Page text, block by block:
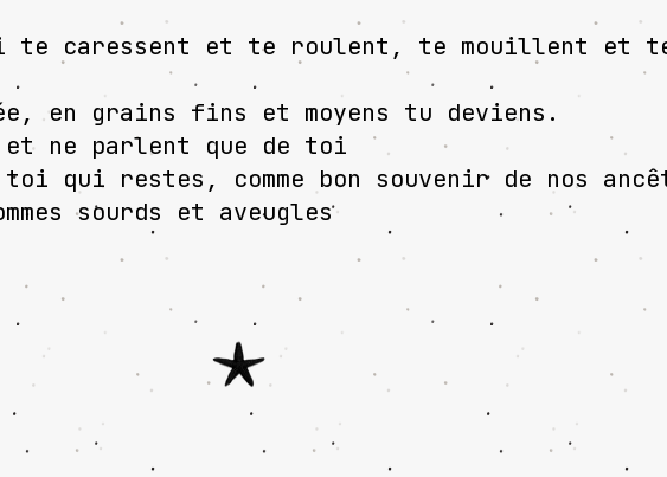
te caressent et te roulent, te mouillent et
en grains fins et moyens tu deviens.
ne parlent que de toi
qui restes, comme bon souvenir de nos
sourds et aveugles